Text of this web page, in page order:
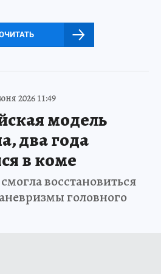
2026 11:49
модель
два года
в коме
восстановиться
головного